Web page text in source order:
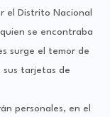
el Distrito Nacional
se encontraba
surge el temor de
sus tarjetas de
personales, en el